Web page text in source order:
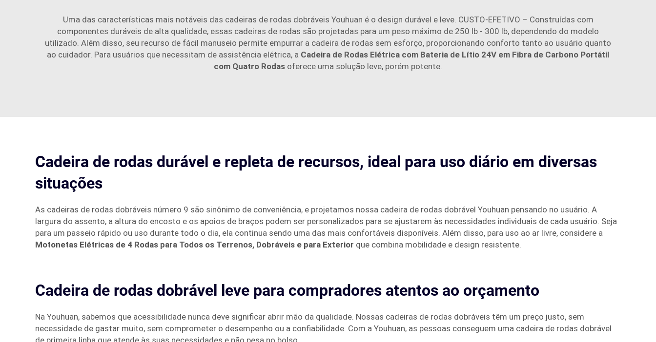
Uma das características mais notáveis das cadeiras de rodas dobráveis Youhuan é o design durável e leve. CUSTO-EFETIVO – Construídas com
componentes duráveis de alta qualidade, essas cadeiras de rodas são projetadas para um peso máximo de 250 lb - 300 lb, dependendo do modelo
utilizado. Além disso, seu recurso de fácil manuseio permite empurrar a cadeira de rodas sem esforço, proporcionando conforto tanto ao usuário quanto
ao cuidador. Para usuários que necessitam de assistência elétrica, a Cadeira de Rodas Elétrica com Bateria de Lítio 24V em Fibra de Carbono Portátil
com Quatro Rodas oferece uma solução leve, porém potente.
Cadeira de rodas durável e repleta de recursos, ideal para uso diário em diversas
situações
As cadeiras de rodas dobráveis número 9 são sinônimo de conveniência, e projetamos nossa cadeira de rodas dobrável Youhuan pensando no usuário. A
largura do assento, a altura do encosto e os apoios de braços podem ser personalizados para se ajustarem às necessidades individuais de cada usuário. Seja
para um passeio rápido ou uso durante todo o dia, ela continua sendo uma das mais confortáveis disponíveis. Além disso, para uso ao ar livre, considere a
Motonetas Elétricas de 4 Rodas para Todos os Terrenos, Dobráveis e para Exterior que combina mobilidade e design resistente.
Cadeira de rodas dobrável leve para compradores atentos ao orçamento
Na Youhuan, sabemos que acessibilidade nunca deve significar abrir mão da qualidade. Nossas cadeiras de rodas dobráveis têm um preço justo, sem
necessidade de gastar muito, sem comprometer o desempenho ou a confiabilidade. Com a Youhuan, as pessoas conseguem uma cadeira de rodas dobrável
de primeira linha que atende às suas necessidades e não pesa no bolso.